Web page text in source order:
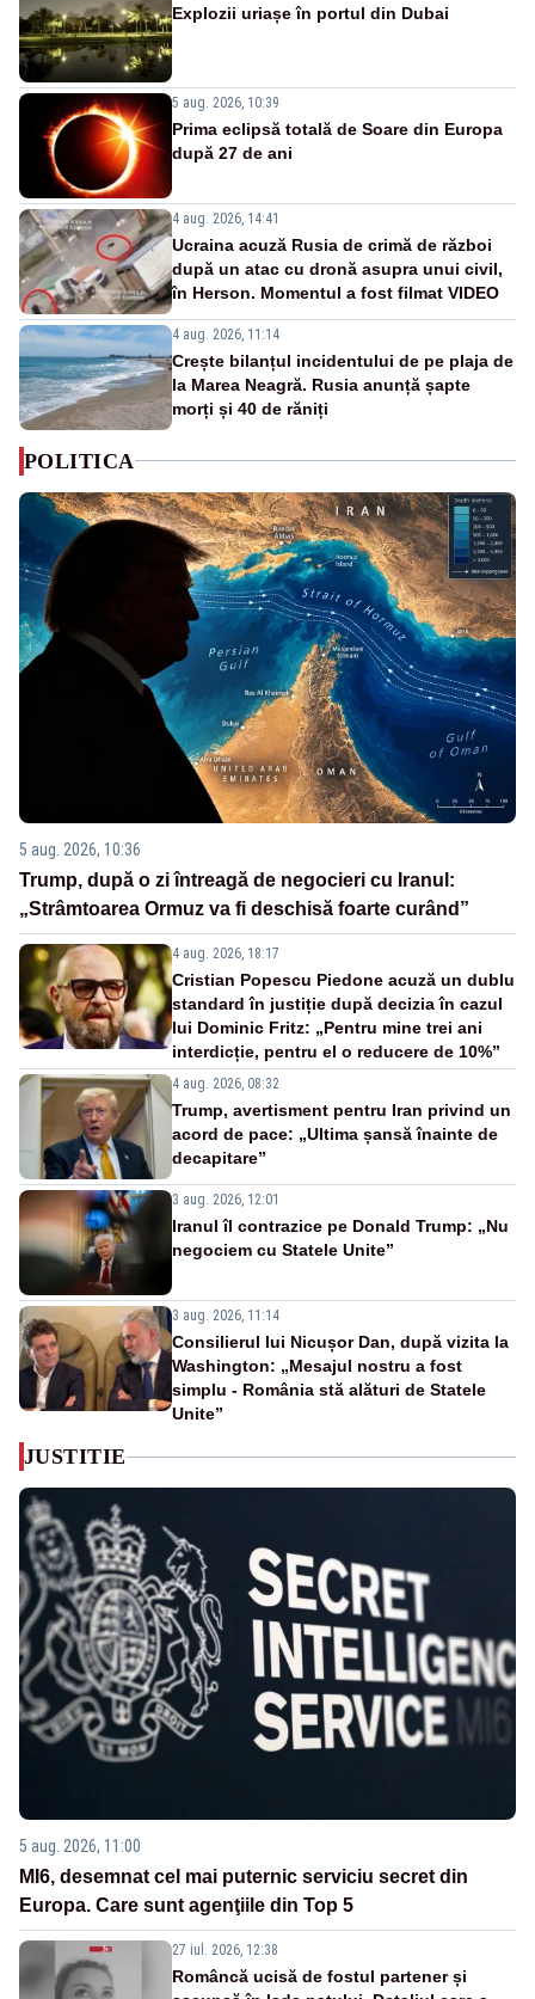
Explozii uriașe în portul din Dubai
5 aug. 2026, 10:39
Prima eclipsă totală de Soare din Europa
după 27 de ani
4 aug. 2026, 14:41
Ucraina acuză Rusia de crimă de război
după un atac cu dronă asupra unui civil,
în Herson. Momentul a fost filmat VIDEO
4 aug. 2026, 11:14
Crește bilanțul incidentului de pe plaja de
la Marea Neagră. Rusia anunță șapte
morți și 40 de răniți
POLITICA
5 aug. 2026, 10:36
Trump, după o zi întreagă de negocieri cu Iranul:
„Strâmtoarea Ormuz va fi deschisă foarte curând”
4 aug. 2026, 18:17
Cristian Popescu Piedone acuză un dublu
standard în justiție după decizia în cazul
lui Dominic Fritz: „Pentru mine trei ani
interdicție, pentru el o reducere de 10%”
4 aug. 2026, 08:32
Trump, avertisment pentru Iran privind un
acord de pace: „Ultima șansă înainte de
decapitare”
3 aug. 2026, 12:01
Iranul îl contrazice pe Donald Trump: „Nu
negociem cu Statele Unite”
3 aug. 2026, 11:14
Consilierul lui Nicușor Dan, după vizita la
Washington: „Mesajul nostru a fost
simplu - România stă alături de Statele
Unite”
JUSTITIE
5 aug. 2026, 11:00
MI6, desemnat cel mai puternic serviciu secret din
Europa. Care sunt agenţiile din Top 5
27 iul. 2026, 12:38
Româncă ucisă de fostul partener și